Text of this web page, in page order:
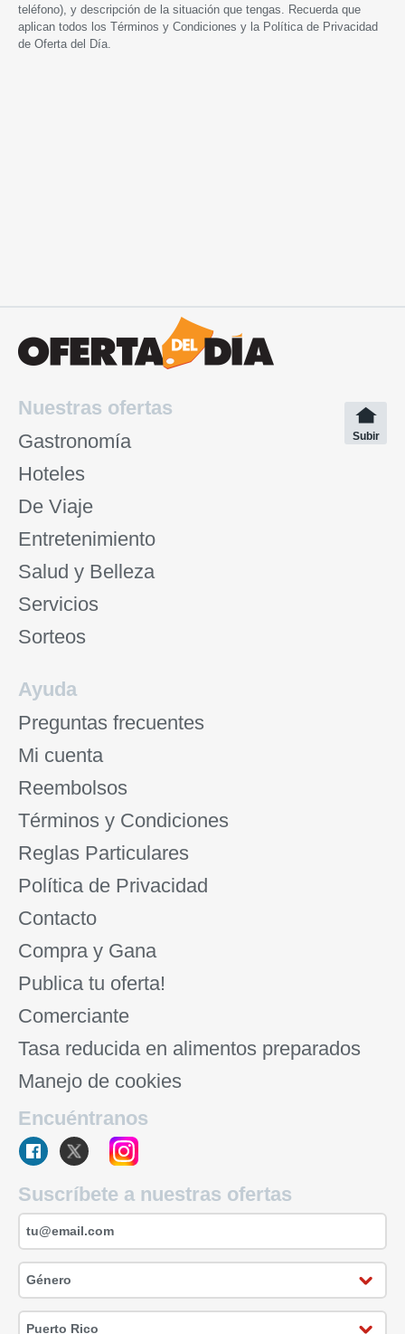
teléfono), y descripción de la situación que tengas. Recuerda que
aplican todos los Términos y Condiciones y la Política de Privacidad
de Oferta del Día.
Nuestras ofertas
Gastronomía
Hoteles
De Viaje
Entretenimiento
Salud y Belleza
Servicios
Sorteos
Subir
Ayuda
Preguntas frecuentes
Mi cuenta
Reembolsos
Términos y Condiciones
Reglas Particulares
Política de Privacidad
Contacto
Compra y Gana
Publica tu oferta!
Comerciante
Tasa reducida en alimentos preparados
Manejo de cookies
Encuéntranos
Suscríbete a nuestras ofertas